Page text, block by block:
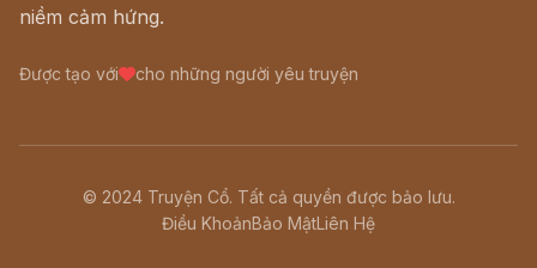
niềm cảm hứng.
Được tạo với cho những người yêu truyện
© 2024 Truyện Cổ. Tất cả quyền được bảo lưu.
Điều KhoảnBảo MậtLiên Hệ